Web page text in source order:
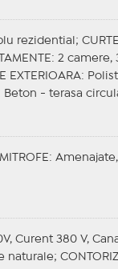
rezidential; CURTE
: 2 camere,
EXTERIOARA:
Beton - terasa
:
Curent 380 V,
naturale;